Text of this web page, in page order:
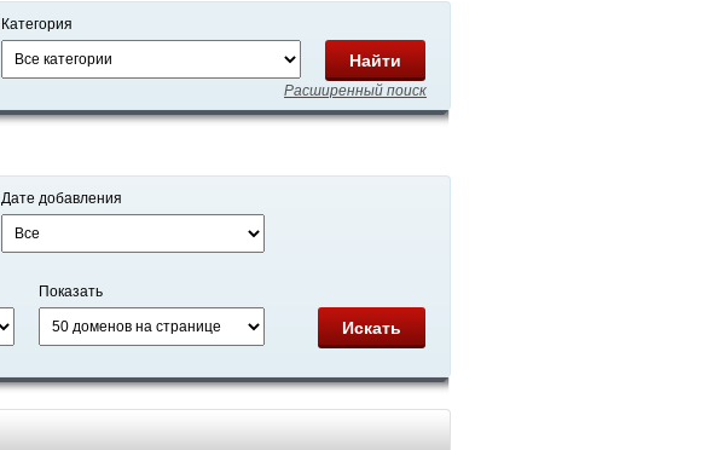
Категория
Найти
Расширенный поиск
Дате добавления
Показать
Искать